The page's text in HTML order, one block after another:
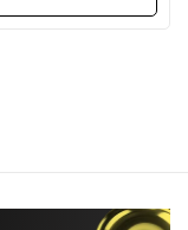
atouts :